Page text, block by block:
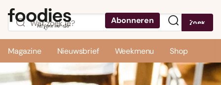
Abonneren Zoek
Magazine Nieuwsbrief Weekmenu Shop